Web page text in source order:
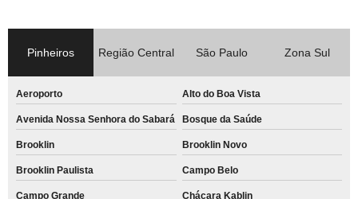
Pinheiros Região Central São Paulo Zona Sul
Aeroporto Alto do Boa Vista
Avenida Nossa Senhora do Sabará Bosque da Saúde
Brooklin Brooklin Novo
Brooklin Paulista Campo Belo
Campo Grande Chácara Kablin